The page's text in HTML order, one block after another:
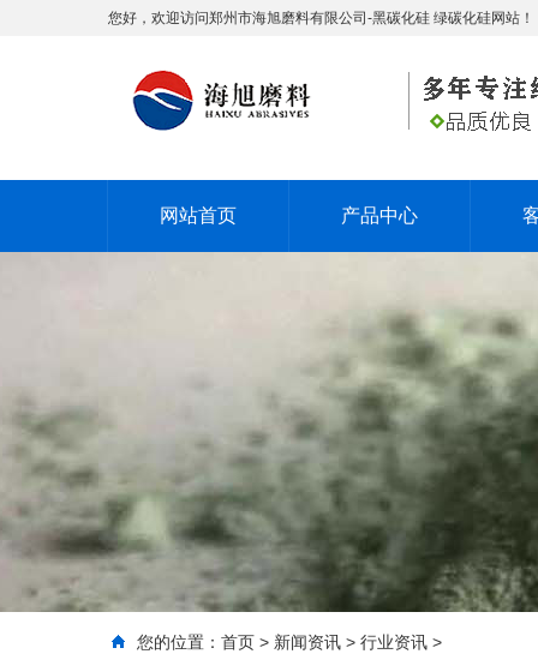
您好，欢迎访问郑州市海旭磨料有限公司-黑碳化硅 绿碳化硅网站！
网站首页 产品中心
您的位置： 首页 > 新闻资讯 > 行业资讯 >